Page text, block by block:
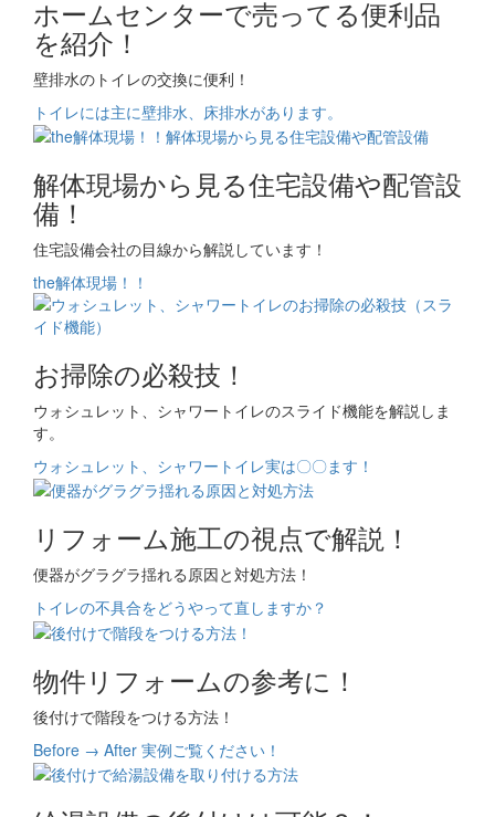
ホームセンターで売ってる便利品
を紹介！
壁排水のトイレの交換に便利！
トイレには主に壁排水、床排水があります。
解体現場から見る住宅設備や配管設
備！
住宅設備会社の目線から解説しています！
the解体現場！！
お掃除の必殺技！
ウォシュレット、シャワートイレのスライド機能を解説しま
す。
ウォシュレット、シャワートイレ実は〇〇ます！
リフォーム施工の視点で解説！
便器がグラグラ揺れる原因と対処方法！
トイレの不具合をどうやって直しますか？
物件リフォームの参考に！
後付けで階段をつける方法！
Before → After 実例ご覧ください！